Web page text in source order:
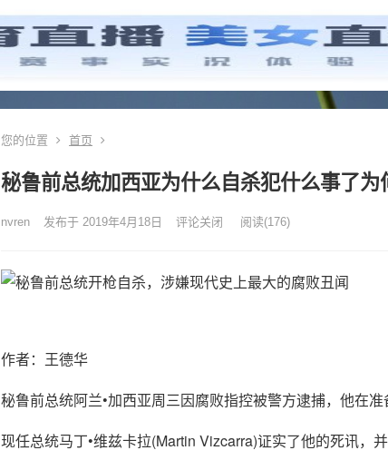
您的位置 首页
秘鲁前总统加西亚为什么自杀犯什么事了为
nvren 发布于 2019年4月18日 评论关闭 阅读(176)
作者：王德华
秘鲁前总统阿兰•加西亚周三因腐败指控被警方逮捕，他在准
现任总统马丁•维兹卡拉(Martin Vizcarra)证实了他的死讯，